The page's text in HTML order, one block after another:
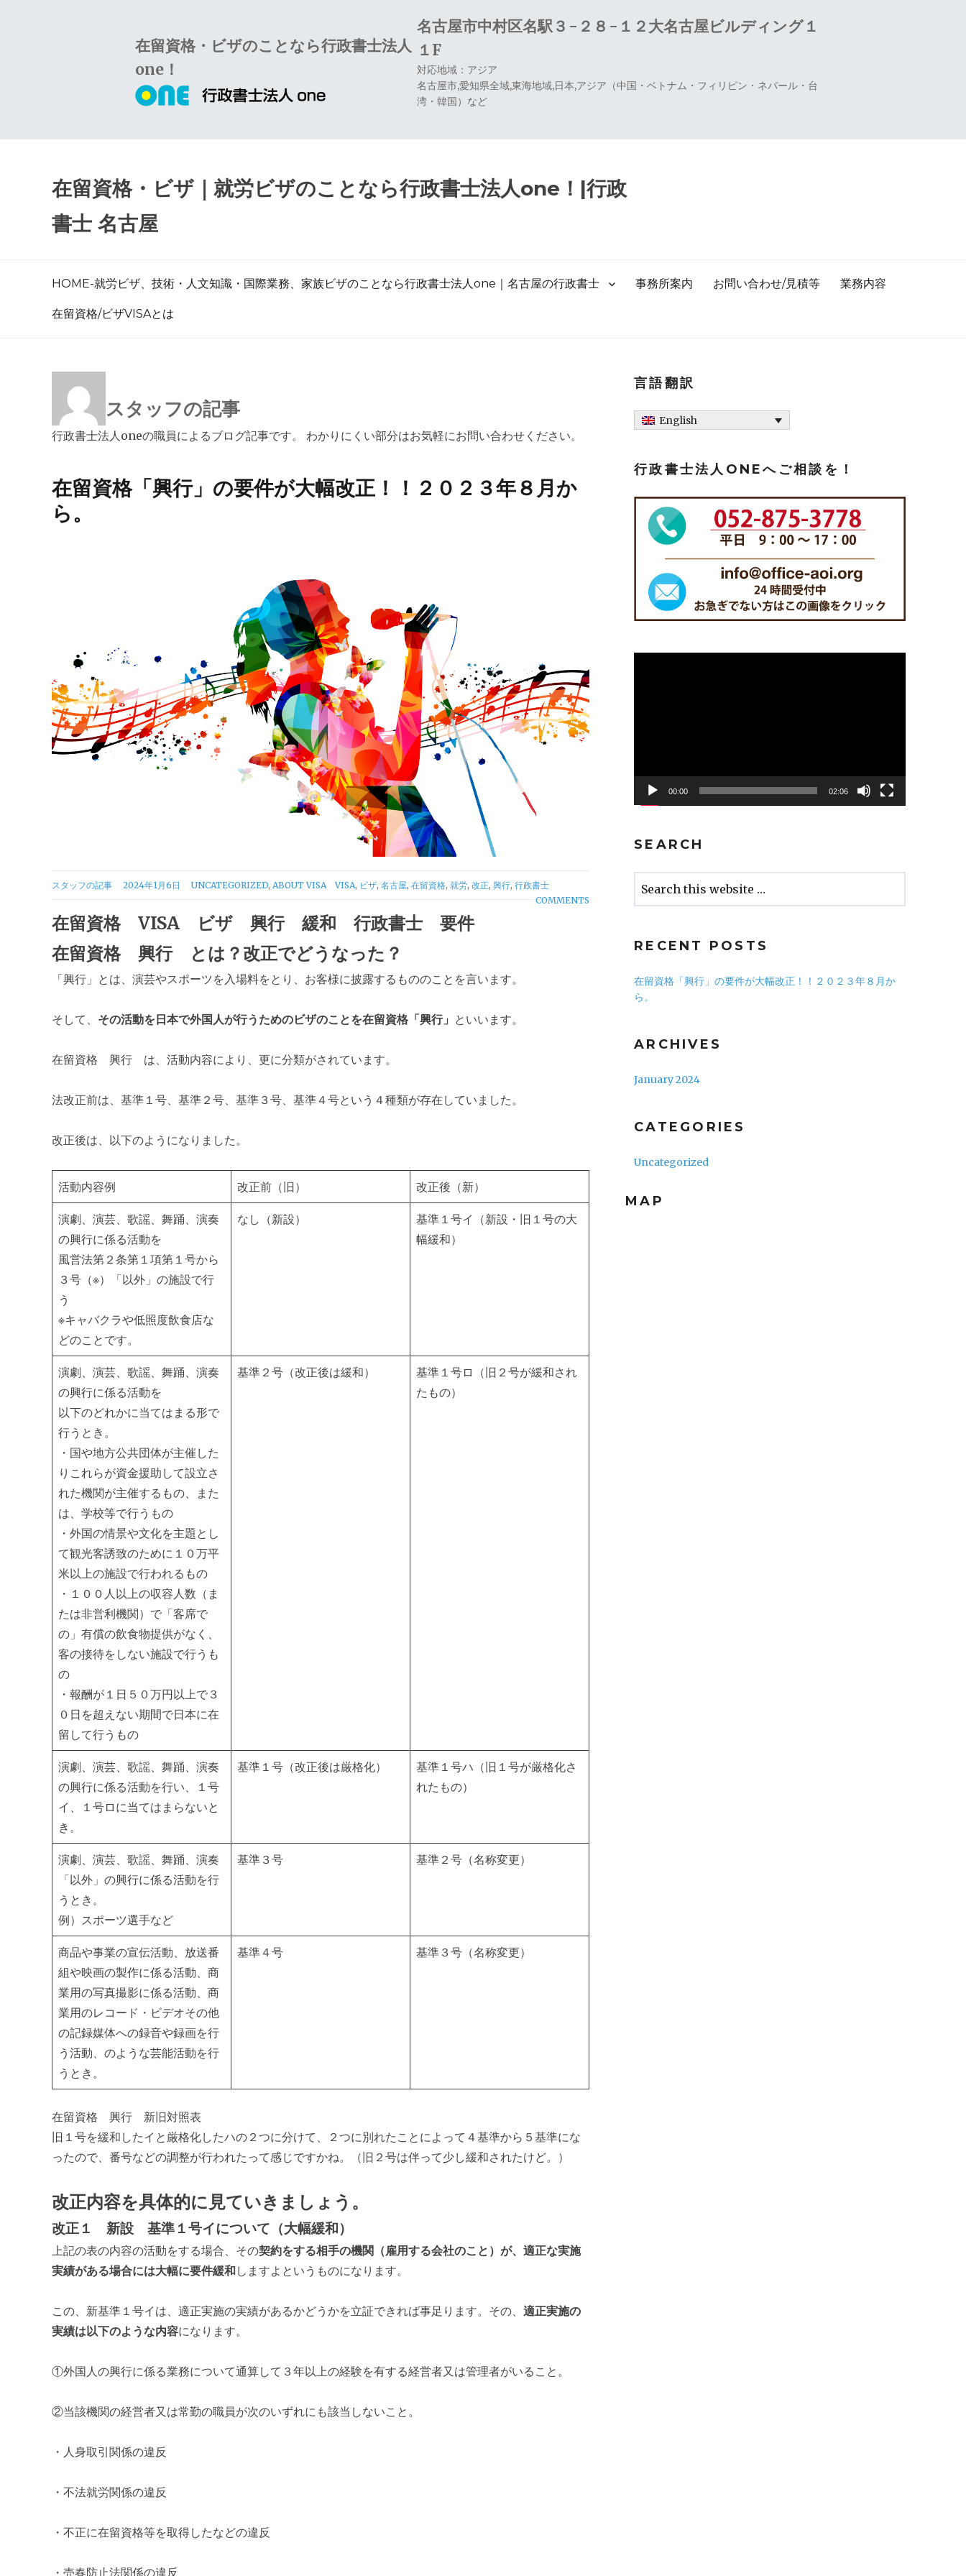
在留資格・ビザのことなら行政書士法人
one！
名古屋市中村区名駅３−２８−１２大名古屋ビルディング１
１F
対応地域：アジア
名古屋市,愛知県全域,東海地域,日本,アジア（中国・ベトナム・フィリピン・ネパール・台
湾・韓国）など
在留資格・ビザ｜就労ビザのことなら行政書士法人one！|行政
書士 名古屋
HOME-就労ビザ、技術・人文知識・国際業務、家族ビザのことなら行政書士法人one｜名古屋の行政書士 事務所案内 お問い合わせ/見積等 業務内容
在留資格/ビザVISAとは
スタッフの記事
行政書士法人oneの職員によるブログ記事です。 わかりにくい部分はお気軽にお問い合わせください。
在留資格「興行」の要件が大幅改正！！２０２３年８月か
ら。
スタッフの記事 2024年1月6日 CATEGORIES
UNCATEGORIZED, ABOUT VISA TAGS
VISA, ビザ, 名古屋, 在留資格, 就労, 改正, 興行, 行政書士
COMMENTS
在留資格 VISA ビザ 興行 緩和 行政書士 要件
在留資格 興行 とは？改正でどうなった？
「興行」とは、演芸やスポーツを入場料をとり、お客様に披露するもののことを言います。
そして、 その活動を日本で外国人が行うためのビザのことを在留資格「興行」 といいます。
在留資格 興行 は、活動内容により、更に分類がされています。
法改正前は、基準１号、基準２号、基準３号、基準４号という４種類が存在していました。
改正後は、以下のようになりました。
活動内容例 改正前（旧） 改正後（新）
演劇、演芸、歌謡、舞踊、演奏
の興行に係る活動を
風営法第２条第１項第１号から
３号（※）「以外」の施設で行
う
※キャバクラや低照度飲食店な
どのことです。
なし（新設）
基準１号イ（新設・旧１号の大
幅緩和）
演劇、演芸、歌謡、舞踊、演奏
の興行に係る活動を
以下のどれかに当てはまる形で
行うとき。
・国や地方公共団体が主催した
りこれらが資金援助して設立さ
れた機関が主催するもの、また
は、学校等で行うもの
・外国の情景や文化を主題とし
て観光客誘致のために１０万平
米以上の施設で行われるもの
・１００人以上の収容人数（ま
たは非営利機関）で「客席で
の」有償の飲食物提供がなく、
客の接待をしない施設で行うも
の
・報酬が１日５０万円以上で３
０日を超えない期間で日本に在
留して行うもの
基準２号（改正後は緩和）
基準１号ロ（旧２号が緩和され
たもの）
演劇、演芸、歌謡、舞踊、演奏
の興行に係る活動を行い、１号
イ、１号ロに当てはまらないと
き。
基準１号（改正後は厳格化）
基準１号ハ（旧１号が厳格化さ
れたもの）
演劇、演芸、歌謡、舞踊、演奏
「以外」の興行に係る活動を行
うとき。
例）スポーツ選手など
基準３号 基準２号（名称変更）
商品や事業の宣伝活動、放送番
組や映画の製作に係る活動、商
業用の写真撮影に係る活動、商
業用のレコード・ビデオその他
の記録媒体への録音や録画を行
う活動、のような芸能活動を行
うとき。
基準４号 基準３号（名称変更）
在留資格 興行 新旧対照表
旧１号を緩和したイと厳格化したハの２つに分けて、２つに別れたことによって４基準から５基準にな
ったので、番号などの調整が行われたって感じですかね。（旧２号は伴って少し緩和されたけど。）
改正内容を具体的に見ていきましょう。
改正１ 新設 基準１号イについて（大幅緩和）
上記の表の内容の活動をする場合、その契約をする相手の機関（雇用する会社のこと）が、適正な実施
実績がある場合には大幅に要件緩和しますよというものになります。
この、新基準１号イは、適正実施の実績があるかどうかを立証できれば事足ります。その、 適正実施の
実績は以下のような内容になります。
①外国人の興行に係る業務について通算して３年以上の経験を有する経営者又は管理者がいること。
②当該機関の経営者又は常勤の職員が次のいずれにも該当しないこと。
・人身取引関係の違反
・不法就労関係の違反
・不正に在留資格等を取得したなどの違反
・売春防止法関係の違反
言語翻訳
English
行政書士法人ONEへご相談を！
00:00 02:06
SEARCH
RECENT POSTS
在留資格「興行」の要件が大幅改正！！２０２３年８月か
ら。
ARCHIVES
January 2024
CATEGORIES
Uncategorized
MAP